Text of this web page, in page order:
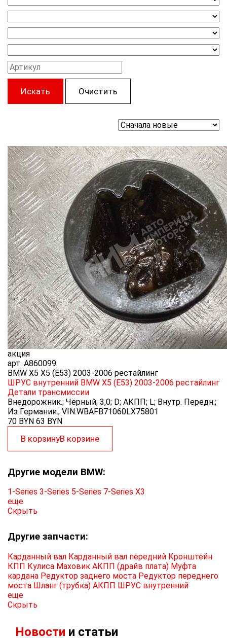
Искать Очистить
акция
арт. A860099
BMW X5 X5 (E53) 2003-2006 рестайлинг
ШРУС внутренний BMW X5 (E53) 2003-2006 рестайлинг
Детали трансмиссии
Внедорожник.; Чёрный; 3,0; D; АКПП; L; Внутр. Передн.;
Из Германии.; VIN:WBAFB71060LX75801
70 BYN 63 BYN
В корзинуВ корзине
Другие модели BMW:
1-Series 3-Series 5-Series 7-Series X3
еще
Скрыть
Другие запчасти:
Карданный вал Карданный вал передний Кронштейн
КПП Кулиса Маховик АКПП (драйв плата) Муфта
кардана Редуктор заднего моста Редуктор переднего
моста Шланг (трубка) АКПП ШРУС внутренний
еще
Скрыть
Новости и статьи